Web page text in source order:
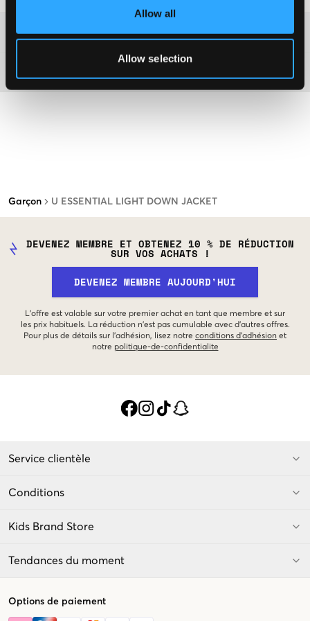
Allow all
Allow selection
Garçon U ESSENTIAL LIGHT DOWN JACKET
Plus d'informations sur les instructions de lavage
DEVENEZ MEMBRE ET OBTENEZ 10 % DE RÉDUCTION
SUR VOS ACHATS !
DEVENEZ MEMBRE AUJOURD'HUI
L'offre est valable sur votre premier achat en tant que membre et sur
les prix habituels. La réduction n'est pas cumulable avec d'autres offres.
Pour plus de détails sur l'adhésion, lisez notre conditions d'adhésion et
notre politique-de-confidentialite
Service clientèle
Conditions
Kids Brand Store
Tendances du moment
Options de paiement